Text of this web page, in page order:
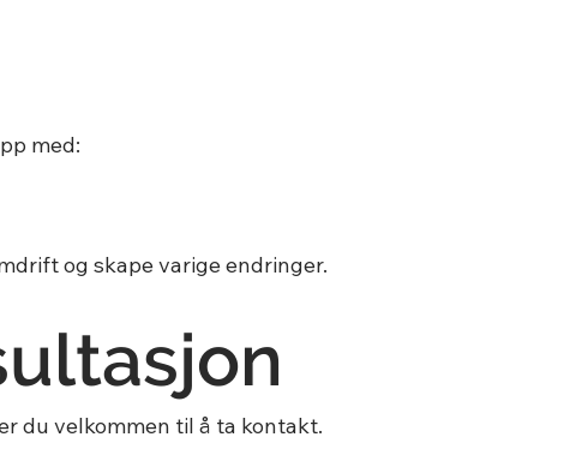
med:
og skape varige endringer.
du velkommen til å ta kontakt.